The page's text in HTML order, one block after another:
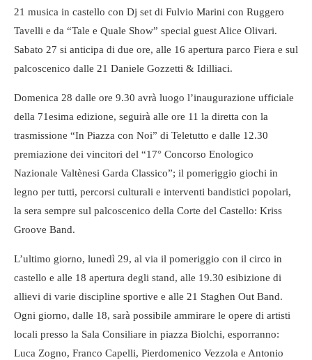
21 musica in castello con Dj set di Fulvio Marini con Ruggero
Tavelli e da “Tale e Quale Show” special guest Alice Olivari.
Sabato 27 si anticipa di due ore, alle 16 apertura parco Fiera e sul
palcoscenico dalle 21 Daniele Gozzetti & Idilliaci.
Domenica 28 dalle ore 9.30 avrà luogo l’inaugurazione ufficiale
della 71esima edizione, seguirà alle ore 11 la diretta con la
trasmissione “In Piazza con Noi” di Teletutto e dalle 12.30
premiazione dei vincitori del “17° Concorso Enologico
Nazionale Valtènesi Garda Classico”; il pomeriggio giochi in
legno per tutti, percorsi culturali e interventi bandistici popolari,
la sera sempre sul palcoscenico della Corte del Castello: Kriss
Groove Band.
L’ultimo giorno, lunedì 29, al via il pomeriggio con il circo in
castello e alle 18 apertura degli stand, alle 19.30 esibizione di
allievi di varie discipline sportive e alle 21 Staghen Out Band.
Ogni giorno, dalle 18, sarà possibile ammirare le opere di artisti
locali presso la Sala Consiliare in piazza Biolchi, esporranno:
Luca Zogno, Franco Capelli, Pierdomenico Vezzola e Antonio